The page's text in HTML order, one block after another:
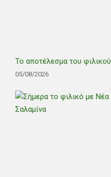
Το αποτέλεσμα του φιλικού
05/08/2026